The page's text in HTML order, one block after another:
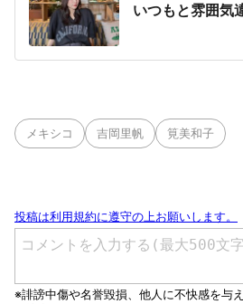
いつもと雰囲気
メキシコ 吉岡里帆 筧美和子